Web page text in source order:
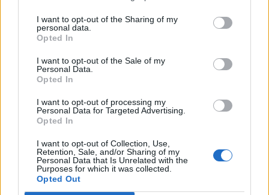
I want to opt-out of the Sharing of my
personal data.
Opted In
I want to opt-out of the Sale of my
Personal Data.
Opted In
I want to opt-out of processing my
Personal Data for Targeted Advertising.
Opted In
I want to opt-out of Collection, Use,
Retention, Sale, and/or Sharing of my
Personal Data that Is Unrelated with the
Purposes for which it was collected.
Opted Out
είναι να φροντίζετε ναχρησιμοποιείτε
αντηλιακό
συννεφιά.«Οι ακτίνες UV διαπερνούν τα
σύννεφα και εξακολουθούν να βλάπτουν
το δέρμα. Στην πραγματικότητα, έως και
το 80% της ακτινοβολίας UV μπορεί να
περάσει μέσα από τη συννεφιά. Η
καθημερινή χρήση SPF είναι
αδιαπραγμάτευτη. Προστατεύει από τη